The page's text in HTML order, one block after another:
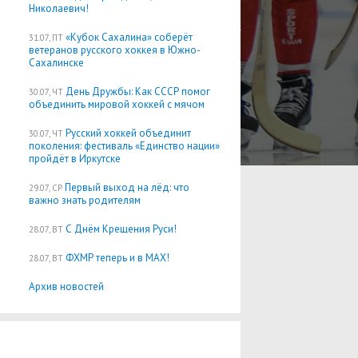
Николаевич!
31.07, ПТ «Кубок Сахалина» соберёт
ветеранов русского хоккея в Южно-
Сахалинске
30.07, ЧТ День Дружбы: Как СССР помог
объединить мировой хоккей с мячом
30.07, ЧТ Русский хоккей объединит
поколения: фестиваль «Единство нации»
пройдёт в Иркутске
29.07, СР Первый выход на лёд: что
важно знать родителям
28.07, ВТ С Днём Крещения Руси!
28.07, ВТ ФХМР теперь и в MAX!
Архив новостей